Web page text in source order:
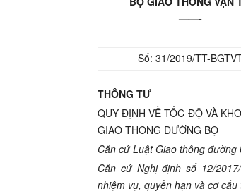
——-
Số: 31/2019/TT-
THÔNG TƯ
QUY ĐỊNH VỀ TỐC ĐỘ VÀ
GIAO THÔNG ĐƯỜNG BỘ
Căn cứ Luật Giao thông đường
Căn cứ Nghị định số 12/201
nhiệm vụ, quyền hạn và cơ cấu